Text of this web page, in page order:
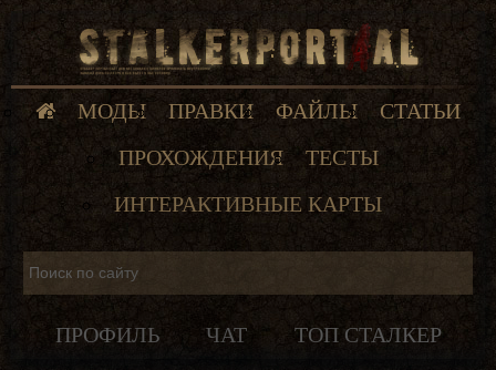
МОДЫ ПРАВКИ ФАЙЛЫ
СТАТЬИ
ПРОХОЖДЕНИЯ
ТЕСТЫ
ИНТЕРАКТИВНЫЕ КАРТЫ
ПРОФИЛЬ ЧАТ ТОП СТАЛКЕР